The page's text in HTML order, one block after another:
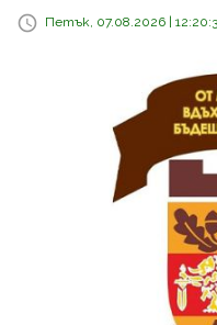
Петък, 07.08.2026 |